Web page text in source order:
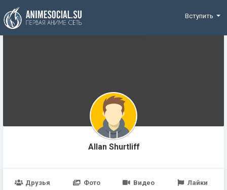
Funding
Вступить
Allan Shurtliff
Друзья Фото Видео Лайки